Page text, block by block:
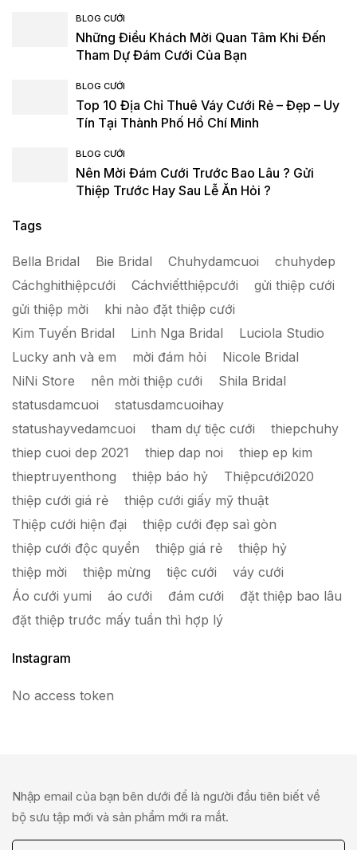
BLOG CƯỚI
Những Điều Khách Mời Quan Tâm Khi Đến
Tham Dự Đám Cưới Của Bạn
BLOG CƯỚI
Top 10 Địa Chỉ Thuê Váy Cưới Rẻ – Đẹp – Uy
Tín Tại Thành Phố Hồ Chí Minh
BLOG CƯỚI
Nên Mời Đám Cưới Trước Bao Lâu ? Gửi
Thiệp Trước Hay Sau Lễ Ăn Hỏi ?
Tags
Bella Bridal Bie Bridal Chuhydamcuoi
chuhydep
Cáchghithiệpcưới
Cáchviếtthiệpcưới
gửi thiệp cưới
gửi thiệp mời
khi nào đặt thiệp cưới
Kim Tuyến Bridal
Linh Nga Bridal
Luciola Studio
Lucky anh và em
mời đám hỏi
Nicole Bridal
NiNi Store
nên mời thiệp cưới
Shila Bridal
statusdamcuoi
statusdamcuoihay
statushayvedamcuoi
tham dự tiệc cưới
thiepchuhy
thiep cuoi dep 2021
thiep dap noi
thiep ep kim
thieptruyenthong
thiệp báo hỷ
Thiệpcưới2020
thiệp cưới giá rẻ
thiệp cưới giấy mỹ thuật
Thiệp cưới hiện đại
thiệp cưới đẹp saì gòn
thiệp cưới độc quyền
thiệp giá rẻ
thiệp hỷ
thiệp mời
thiệp mừng tiệc cưới
váy cưới
Áo cưới yumi
áo cưới đám cưới
đặt thiệp bao lâu
đặt thiệp trước mấy tuần thì hợp lý
Instagram
No access token
Nhập email của bạn bên dưới để là người đầu tiên biết về
bộ sưu tập mới và sản phẩm mới ra mắt.